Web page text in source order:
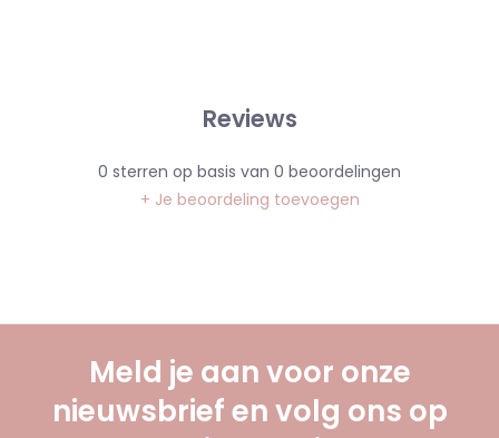
Reviews
0 sterren op basis van 0 beoordelingen
+ Je beoordeling toevoegen
Meld je aan voor onze
nieuwsbrief en volg ons op